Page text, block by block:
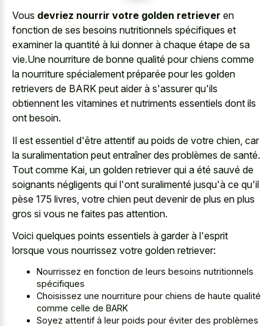
Vous devriez nourrir votre golden retriever en
fonction de ses besoins nutritionnels spécifiques et
examiner la quantité à lui donner à chaque étape de sa
vie.Une nourriture de bonne qualité pour chiens comme
la nourriture spécialement préparée pour les golden
retrievers de BARK peut aider à s'assurer qu'ils
obtiennent les vitamines et nutriments essentiels dont ils
ont besoin.
Il est essentiel d'être attentif au poids de votre chien, car
la suralimentation peut entraîner des problèmes de santé.
Tout comme Kai, un golden retriever qui a été sauvé de
soignants négligents qui l'ont suralimenté jusqu'à ce qu'il
pèse 175 livres, votre chien peut devenir de plus en plus
gros si vous ne faites pas attention.
Voici quelques points essentiels à garder à l'esprit
lorsque vous nourrissez votre golden retriever:
Nourrissez en fonction de leurs besoins nutritionnels
spécifiques
Choisissez une nourriture pour chiens de haute qualité
comme celle de BARK
Soyez attentif à leur poids pour éviter des problèmes